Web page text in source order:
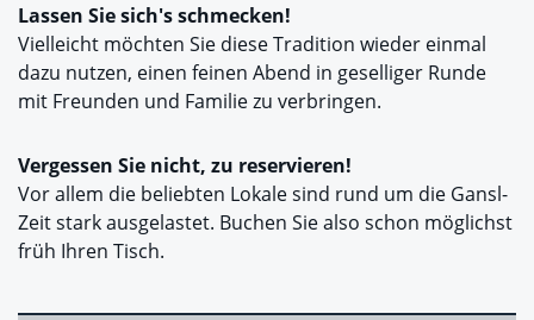
Lassen Sie sich's schmecken!
Vielleicht möchten Sie diese Tradition wieder einmal
dazu nutzen, einen feinen Abend in geselliger Runde
mit Freunden und Familie zu verbringen.
Vergessen Sie nicht, zu reservieren!
Vor allem die beliebten Lokale sind rund um die Gansl-
Zeit stark ausgelastet. Buchen Sie also schon möglichst
früh Ihren Tisch.